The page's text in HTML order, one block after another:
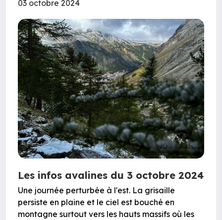
03 octobre 2024
Les infos avalines du 3 octobre 2024
Une journée perturbée à l'est. La grisaille
persiste en plaine et le ciel est bouché en
montagne surtout vers les hauts massifs où les